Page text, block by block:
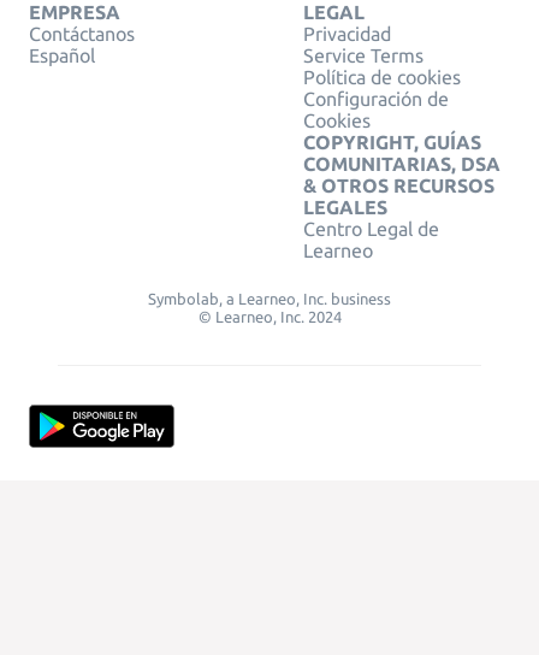
EMPRESA
Contáctanos
Español
LEGAL
Privacidad
Service Terms
Política de cookies
Configuración de
Cookies
COPYRIGHT, GUÍAS
COMUNITARIAS, DSA
& OTROS RECURSOS
LEGALES
Centro Legal de
Learneo
Symbolab, a Learneo, Inc. business
© Learneo, Inc. 2024